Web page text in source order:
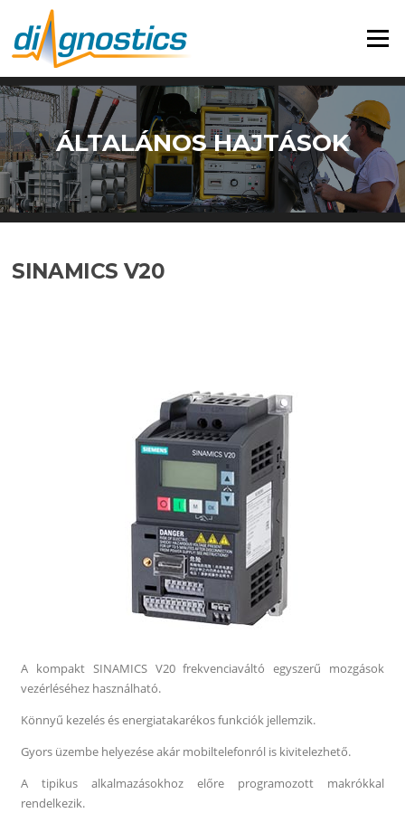
Menü
ÁLTALÁNOS HAJTÁSOK
SINAMICS V20
A kompakt SINAMICS V20 frekvenciaváltó egyszerű mozgások
vezérléséhez használható.
Könnyű kezelés és energiatakarékos funkciók jellemzik.
Gyors üzembe helyezése akár mobiltelefonról is kivitelezhető.
A tipikus alkalmazásokhoz előre programozott makrókkal
rendelkezik.